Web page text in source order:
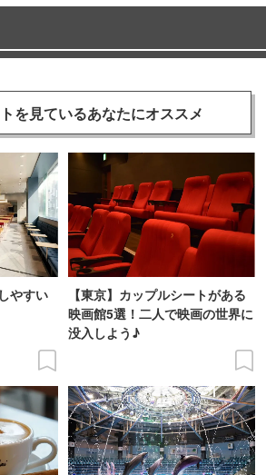
を見ているあなたにオススメ
やすい
【東京】カップルシートがある
映画館5選！二人で映画の世界に
没入しよう♪